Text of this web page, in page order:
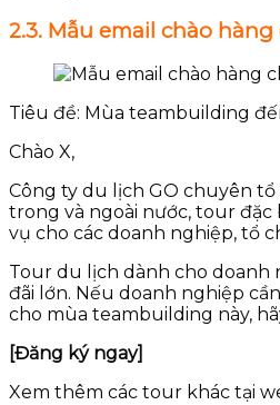
2.3. Mẫu email chào
Tiêu đề: Mùa teambuilding
Chào X,
Công ty du lịch GO chuyên
trong và ngoài nước, tour
vụ cho các doanh nghiệp, tổ
Tour du lịch dành cho doanh
đãi lớn. Nếu doanh nghiệp
cho mùa teambuilding này,
[Đăng ký ngay]
Xem thêm các tour khác tại